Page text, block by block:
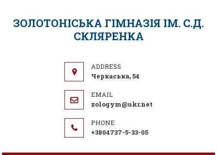
ЗОЛОТОНІСЬКА ГІМНАЗІЯ ІМ. С.Д.
СКЛЯРЕНКА
Черкаська, 54
zologym@ukr.net
+3804737-5-33-05